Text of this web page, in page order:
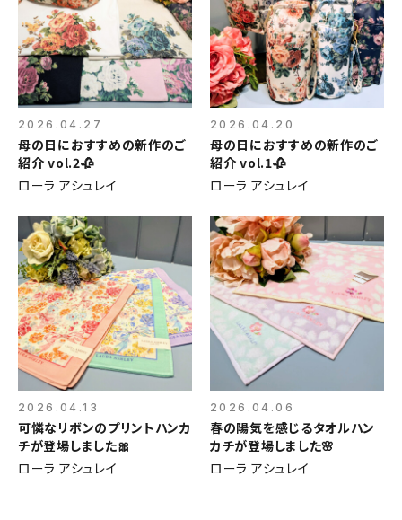
2026.04.27
母の日におすすめの新作のご
紹介 vol.2🥀
ローラ アシュレイ
2026.04.20
母の日におすすめの新作のご
紹介 vol.1🥀
ローラ アシュレイ
2026.04.13
可憐なリボンのプリントハンカ
チが登場しました🎀
ローラ アシュレイ
2026.04.06
春の陽気を感じるタオルハン
カチが登場しました🌸
ローラ アシュレイ